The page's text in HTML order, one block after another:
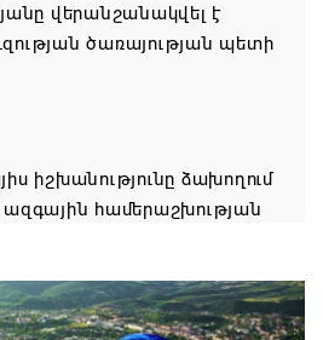
վերանշանակվել է
ծառայության պետի
իշխանությունը ձախողում
ազգային համերաշխության